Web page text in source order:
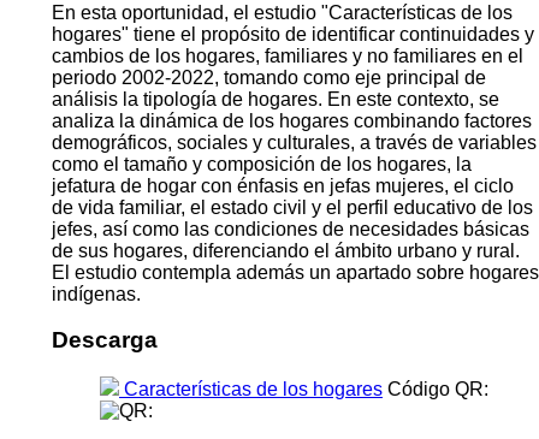
En esta oportunidad, el estudio "Características de los
hogares" tiene el propósito de identificar continuidades y
cambios de los hogares, familiares y no familiares en el
periodo 2002-2022, tomando como eje principal de
análisis la tipología de hogares. En este contexto, se
analiza la dinámica de los hogares combinando factores
demográficos, sociales y culturales, a través de variables
como el tamaño y composición de los hogares, la
jefatura de hogar con énfasis en jefas mujeres, el ciclo
de vida familiar, el estado civil y el perfil educativo de los
jefes, así como las condiciones de necesidades básicas
de sus hogares, diferenciando el ámbito urbano y rural.
El estudio contempla además un apartado sobre hogares
indígenas.
Descarga
Características de los hogares Código QR: